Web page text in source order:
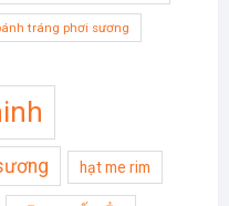
tráng phơi sương
hạt me rim